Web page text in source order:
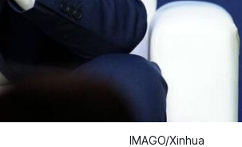
IMAGO/Xinhua